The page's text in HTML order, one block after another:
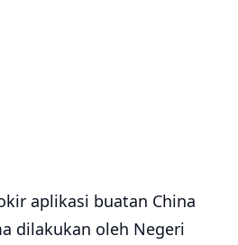
aplikasi buatan China
dilakukan oleh Negeri